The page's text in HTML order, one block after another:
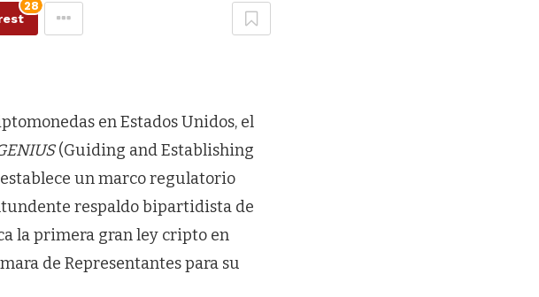
28
en Estados Unidos, el
(Guiding and Establishing
un marco regulatorio
respaldo bipartidista de
la primera gran ley cripto en
de Representantes para su